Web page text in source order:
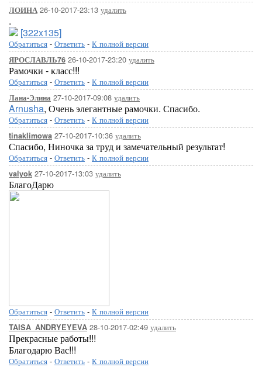
ЛОИНА 26-10-2017-23:13 удалить
.
[322x135]
Обратиться - Ответить - К полной версии
ЯРОСЛАВЛЬ76 26-10-2017-23:20 удалить
Рамочки - класс!!!
Обратиться - Ответить - К полной версии
Лана-Элина 27-10-2017-09:08 удалить
Arnusha, Очень элегантные рамочки. Спасибо.
Обратиться - Ответить - К полной версии
tinaklimowa 27-10-2017-10:36 удалить
Спасибо, Ниночка за труд и замечательный результат!
Обратиться - Ответить - К полной версии
valyok 27-10-2017-13:03 удалить
БлагоДарю
Обратиться - Ответить - К полной версии
TAISA_ANDRYEYEVA 28-10-2017-02:49 удалить
Прекрасные работы!!!
Благодарю Вас!!!
Обратиться - Ответить - К полной версии